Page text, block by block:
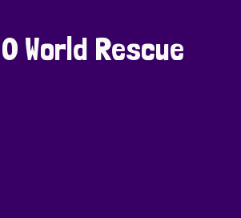
World Rescue